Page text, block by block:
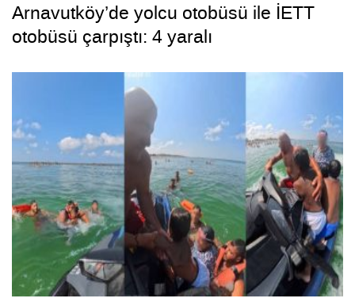
Arnavutköy’de yolcu otobüsü ile İETT
otobüsü çarpıştı: 4 yaralı